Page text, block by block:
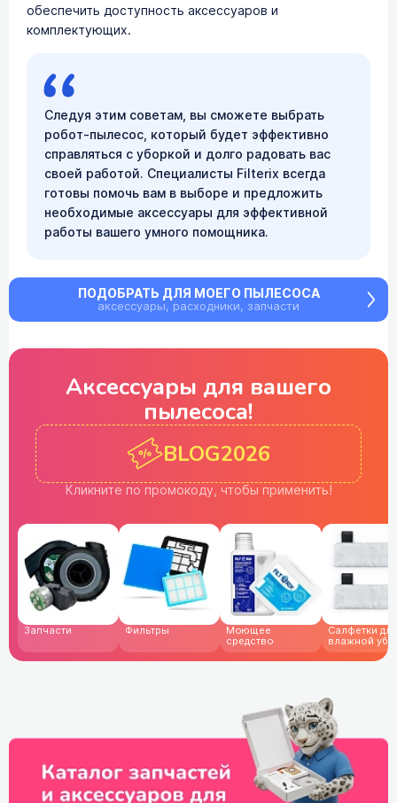
обеспечить доступность аксессуаров и
комплектующих.
Следуя этим советам, вы сможете выбрать
робот-пылесос, который будет эффективно
справляться с уборкой и долго радовать вас
своей работой. Специалисты Filterix всегда
готовы помочь вам в выборе и предложить
необходимые аксессуары для эффективной
работы вашего умного помощника.
ПОДОБРАТЬ ДЛЯ МОЕГО ПЫЛЕСОСА
аксессуары, расходники, запчасти
Запчасти Фильтры Моющее
средство
Cалфетки для
влажной
Аксессуары для вашего
пылесоса!
Кликните по промокоду, чтобы применить!
BLOG2026